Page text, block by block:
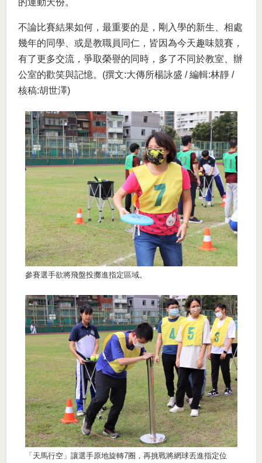
的運動天份。
不論比賽結果如何，最重要的是，剛入學的新生、相處
幾年的同學、或是教職員同仁，皆因為今天趣味競賽，
有了更多交流，爭取榮譽的同時，多了不同於教室、辦
公室的歡笑與記憶。(撰文:大傳所楊詠盛 / 編輯:林靜 /
核稿:胡世澤)
參賽選手欲將飛盤投擲進指定區域。
「天馬行空」讓選手原地旋轉7圈，再挑戰將網球丟進指定位